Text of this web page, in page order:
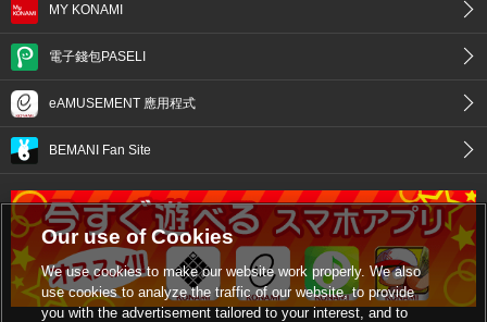
MY KONAMI
電子錢包PASELI
eAMUSEMENT 應用程式
BEMANI Fan Site
Our use of Cookies
We use cookies to make our website work properly. We also
use cookies to analyze the traffic of our website, to provide
you with the advertisement tailored to your interest, and to